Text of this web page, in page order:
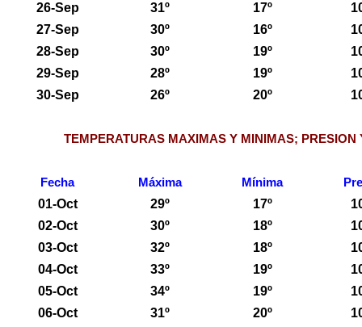
26-Sep
31º 17º
27-Sep
30º 16º
28-Sep
30º 19º
29-Sep
28º 19º
30-Sep
26º 20º
TEMPERATURAS MAXIMAS Y MINIMAS; PRESION
Fecha Máxima Mínima
01-Oct 29º 17º
02-Oct
30º 18º
03-Oct
32º 18º
04-Oct
33º 19º
05-Oct
34º 19º
06-Oct
31º 20º